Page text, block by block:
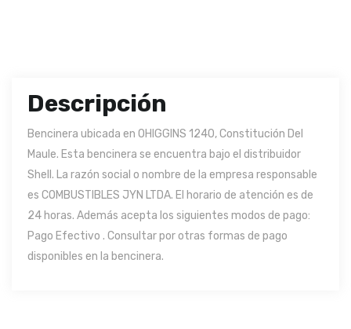
Descripción
Bencinera ubicada en OHIGGINS 1240, Constitución Del
Maule. Esta bencinera se encuentra bajo el distribuidor
Shell. La razón social o nombre de la empresa responsable
es COMBUSTIBLES JYN LTDA. El horario de atención es de
24 horas. Además acepta los siguientes modos de pago:
Pago Efectivo . Consultar por otras formas de pago
disponibles en la bencinera.